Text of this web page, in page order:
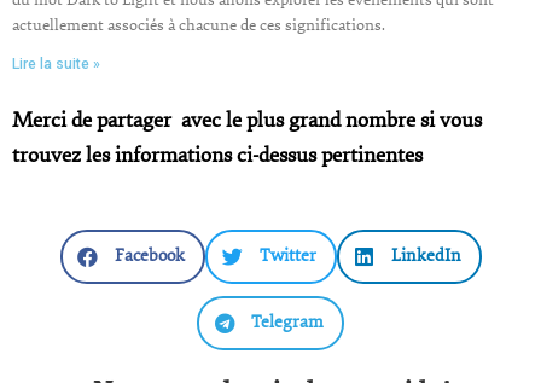
actuellement associés à chacune de ces significations.
Lire la suite »
Merci de partager avec le plus grand nombre si vous
trouvez les informations ci-dessus pertinentes
Facebook Twitter LinkedIn
Telegram